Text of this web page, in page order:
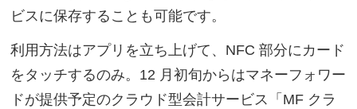
ビスに保存することも可能です。
利用方法はアプリを立ち上げて、NFC 部分にカード
をタッチするのみ。12 月初旬からはマネーフォワー
ドが提供予定のクラウド型会計サービス「MF クラ